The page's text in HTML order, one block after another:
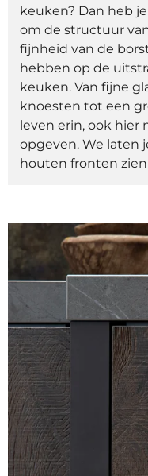
keuken? Dan heb
om de structuur
fijnheid van de
hebben op de
keuken. Van fijne
knoesten tot een
leven erin, ook hier
opgeven. We laten
houten fronten